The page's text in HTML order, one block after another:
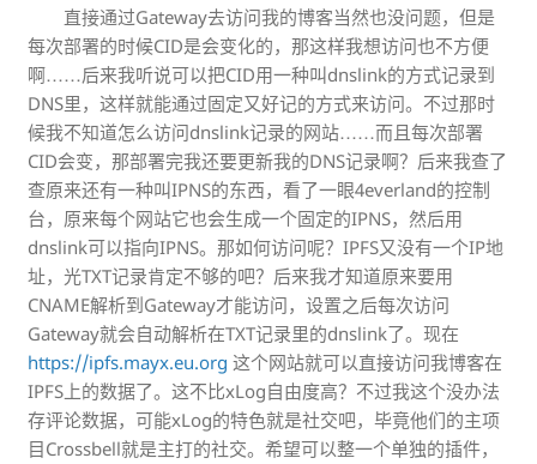
直接通过Gateway去访问我的博客当然也没问题，但是
每次部署的时候CID是会变化的，那这样我想访问也不方便
啊……后来我听说可以把CID用一种叫dnslink的方式记录到
DNS里，这样就能通过固定又好记的方式来访问。不过那时
候我不知道怎么访问dnslink记录的网站……而且每次部署
CID会变，那部署完我还要更新我的DNS记录啊？后来我查了
查原来还有一种叫IPNS的东西，看了一眼4everland的控制
台，原来每个网站它也会生成一个固定的IPNS，然后用
dnslink可以指向IPNS。那如何访问呢？IPFS又没有一个IP地
址，光TXT记录肯定不够的吧？后来我才知道原来要用
CNAME解析到Gateway才能访问，设置之后每次访问
Gateway就会自动解析在TXT记录里的dnslink了。现在
https://ipfs.mayx.eu.org 这个网站就可以直接访问我博客在
IPFS上的数据了。这不比xLog自由度高？不过我这个没办法
存评论数据，可能xLog的特色就是社交吧，毕竟他们的主项
目Crossbell就是主打的社交。希望可以整一个单独的插件，